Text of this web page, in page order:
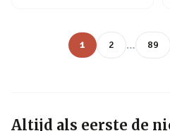
1 2 … 89
Altijd als eerste de